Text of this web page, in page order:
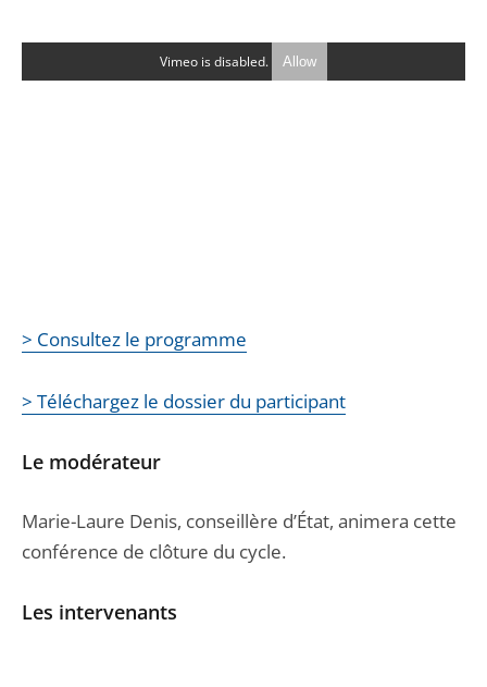
Vimeo is disabled. Allow
> Consultez le programme
> Téléchargez le dossier du participant
Le modérateur
Marie-Laure Denis, conseillère d’État, animera cette
conférence de clôture du cycle.
Les intervenants